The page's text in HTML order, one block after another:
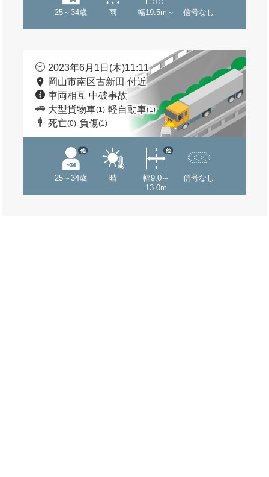
25～34歳 雨 幅19.5m～ 信号なし
2023年6月1日(木)11:11
岡山市南区古新田 付近
車両相互 中破事故
大型貨物車(1) 軽自動車(1)
死亡(0) 負傷(1)
25～34歳
他
晴
幅9.0～
13.0m
他
信号なし